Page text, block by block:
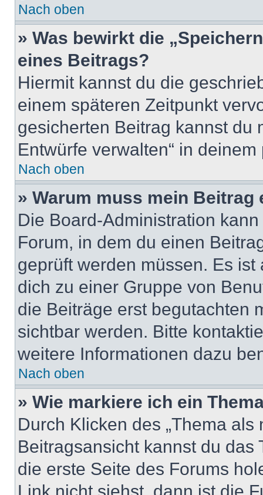
Nach oben
» Was bewirkt die
eines Beitrags?
Hiermit kannst du die
einem späteren Zeitpunkt
gesicherten Beitrag kannst du
Entwürfe verwalten“ in
Nach oben
» Warum muss mein
Die Board-Administration
Forum, in dem du einen
geprüft werden müssen. Es
dich zu einer Gruppe von
die Beiträge erst begutachten
sichtbar werden. Bitte
weitere Informationen dazu
Nach oben
» Wie markiere ich ein
Durch Klicken des „Thema
Beitragsansicht kannst du
die erste Seite des Forums